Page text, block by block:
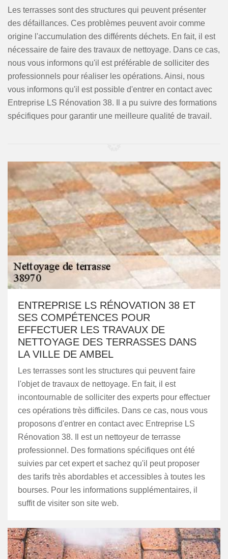
Les terrasses sont des structures qui peuvent présenter
des défaillances. Ces problèmes peuvent avoir comme
origine l'accumulation des différents déchets. En fait, il est
nécessaire de faire des travaux de nettoyage. Dans ce cas,
nous vous informons qu'il est préférable de solliciter des
professionnels pour réaliser les opérations. Ainsi, nous
vous informons qu'il est possible d'entrer en contact avec
Entreprise LS Rénovation 38. Il a pu suivre des formations
spécifiques pour garantir une meilleure qualité de travail.
ENTREPRISE LS RÉNOVATION 38 ET
SES COMPÉTENCES POUR
EFFECTUER LES TRAVAUX DE
NETTOYAGE DES TERRASSES DANS
LA VILLE DE AMBEL
Les terrasses sont les structures qui peuvent faire
l'objet de travaux de nettoyage. En fait, il est
incontournable de solliciter des experts pour effectuer
ces opérations très difficiles. Dans ce cas, nous vous
proposons d'entrer en contact avec Entreprise LS
Rénovation 38. Il est un nettoyeur de terrasse
professionnel. Des formations spécifiques ont été
suivies par cet expert et sachez qu'il peut proposer
des tarifs très abordables et accessibles à toutes les
bourses. Pour les informations supplémentaires, il
suffit de visiter son site web.